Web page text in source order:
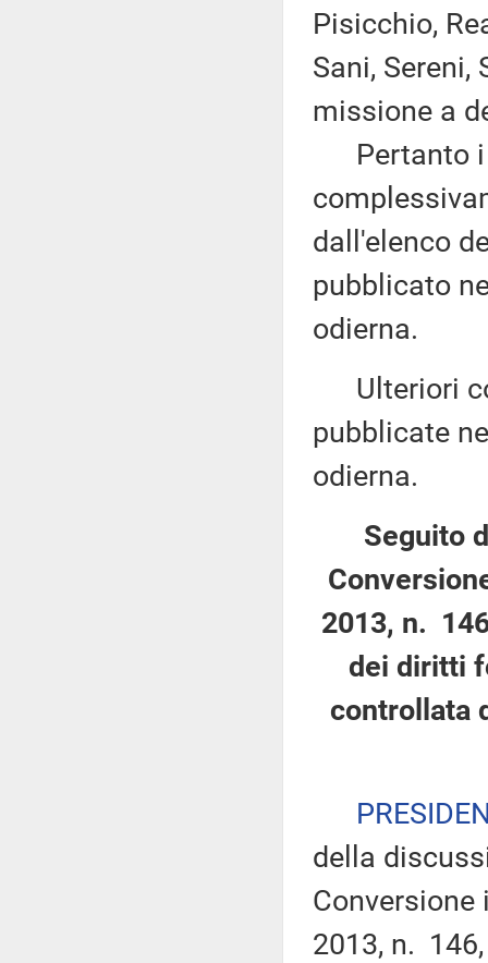
Pisicchio,
Sani, Sereni,
missione a
Pertanto i
dall'elenco
pubblicato
odierna.
Ulteriori
pubblicate
odierna.
Seguito
2013, n.
dei diritti
controllata
della
Conversione
2013, n.